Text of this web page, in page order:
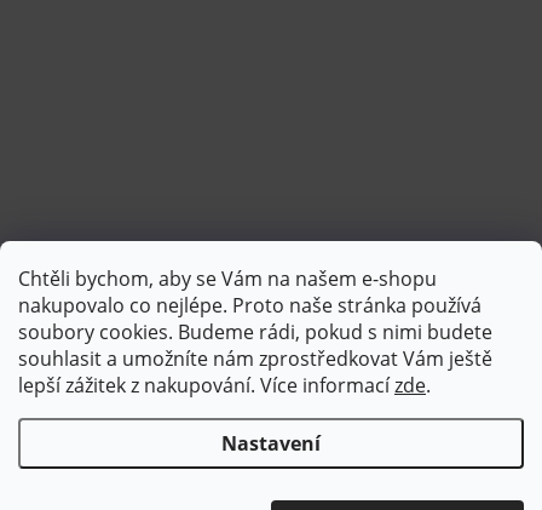
Chtěli bychom, aby se Vám na našem e-shopu
nakupovalo co nejlépe. Proto naše stránka používá
soubory cookies. Budeme rádi, pokud s nimi budete
souhlasit a umožníte nám zprostředkovat Vám ještě
lepší zážitek z nakupování. Více informacízde.
Nastavení
Sledovat na Instagramu
Copyright 2026Brotex | Kvalitní bytový textil. Všechna práva
Upravit nastavení cookies